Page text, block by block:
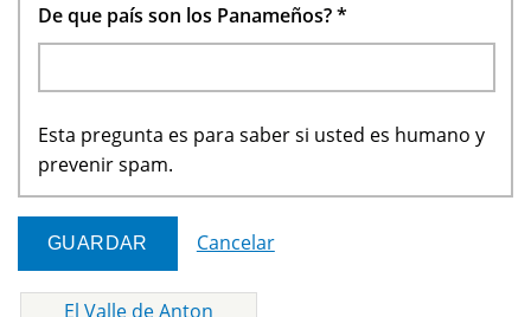
De que país son los Panameños?*
Esta pregunta es para saber si usted es humano y
prevenir spam.
Cancelar
El Valle de Anton